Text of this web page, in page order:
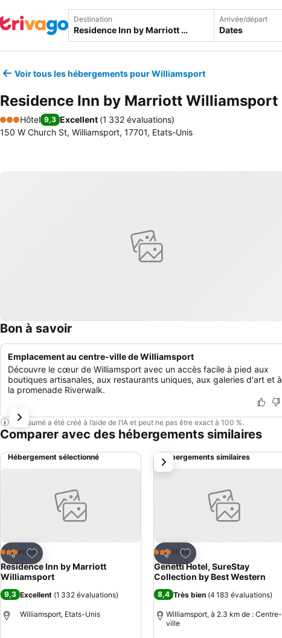
Destination Arrivée/départ
Dates
Voir tous les hébergements pour Williamsport
Residence Inn by Marriott Williamsport
3 Étoiles
Hôtel 9,3 Excellent (1 332 évaluations)
150 W Church St, Williamsport, 17701, Etats-Unis
Bon à savoir
Emplacement au centre-ville de Williamsport
Découvre le cœur de Williamsport avec un accès facile à pied aux
boutiques artisanales, aux restaurants uniques, aux galeries d'art et à
la promenade Riverwalk.
Ce résumé a été créé à l’aide de l’IA et peut ne pas être exact à 100 %.
Comparer avec des hébergements similaires
Hébergement sélectionné
Partager
Ajouter à mes favoris
3 ÉtoilesHôtel
Residence Inn by Marriott
Williamsport
9,3 Excellent (1 332 évaluations)
Williamsport, Etats-Unis
Hébergements similaires
Partager
Ajouter à mes favoris
3 ÉtoilesHôtel
Genetti Hotel, SureStay
Collection by Best Western
8,4 Très bien (4 183 évaluations)
Williamsport, à 2.3 km de : Centre-
ville
suivant